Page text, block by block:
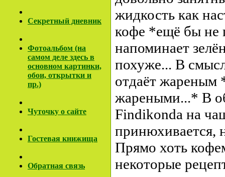
Секретный дневник
Фотоальбом (на
самом деле здесь в
основном картинки,
обои, открытки и
пр.)
Чуточку о сайте
Гостевая книжища
Обратная связь
жидкость как
кофе *ещё бы не
напоминает
похуже... В
отдаёт жареным
жареными...* В
Findikonda на
принюхивается,
Прямо хоть
некоторые